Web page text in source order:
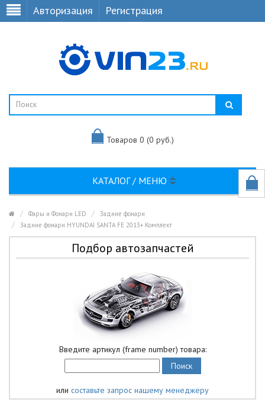
Авторизация Регистрация
Товаров 0 (0 руб.)
КАТАЛОГ / МЕНЮ
Фары и Фонари LED
Задние фонари
Задние фонари HYUNDAI SANTA FE 2013+ Комплект
Подбор автозапчастей
Введите артикул (frame number) товара:
или составьте запрос нашему менеджеру